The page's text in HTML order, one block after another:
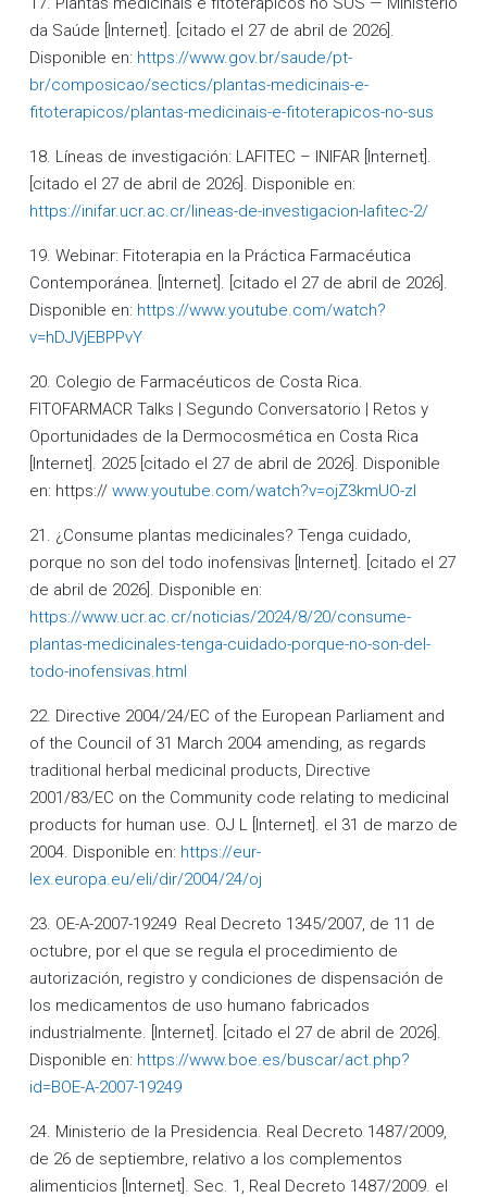
da Saúde [Internet]. [citado el 27 de abril de 2026].
Disponible en: https://www.gov.br/saude/pt-
br/composicao/sectics/plantas-medicinais-e-
fitoterapicos/plantas-medicinais-e-fitoterapicos-no-sus
18. Líneas de investigación: LAFITEC – INIFAR [Internet].
[citado el 27 de abril de 2026]. Disponible en:
https://inifar.ucr.ac.cr/lineas-de-investigacion-lafitec-2/
19. Webinar: Fitoterapia en la Práctica Farmacéutica
Contemporánea. [Internet]. [citado el 27 de abril de 2026].
Disponible en: https://www.youtube.com/watch?
v=hDJVjEBPPvY
20. Colegio de Farmacéuticos de Costa Rica.
FITOFARMACR Talks | Segundo Conversatorio | Retos y
Oportunidades de la Dermocosmética en Costa Rica
[Internet]. 2025 [citado el 27 de abril de 2026]. Disponible
en: https:// www.youtube.com/watch?v=ojZ3kmUO-zI
21. ¿Consume plantas medicinales? Tenga cuidado,
porque no son del todo inofensivas [Internet]. [citado el 27
de abril de 2026]. Disponible en:
https://www.ucr.ac.cr/noticias/2024/8/20/consume-
plantas-medicinales-tenga-cuidado-porque-no-son-del-
todo-inofensivas.html
22. Directive 2004/24/EC of the European Parliament and
of the Council of 31 March 2004 amending, as regards
traditional herbal medicinal products, Directive
2001/83/EC on the Community code relating to medicinal
products for human use. OJ L [Internet]. el 31 de marzo de
2004. Disponible en: https://eur-
lex.europa.eu/eli/dir/2004/24/oj
23. OE-A-2007-19249 Real Decreto 1345/2007, de 11 de
octubre, por el que se regula el procedimiento de
autorización, registro y condiciones de dispensación de
los medicamentos de uso humano fabricados
industrialmente. [Internet]. [citado el 27 de abril de 2026].
Disponible en: https://www.boe.es/buscar/act.php?
id=BOE-A-2007-19249
24. Ministerio de la Presidencia. Real Decreto 1487/2009,
de 26 de septiembre, relativo a los complementos
alimenticios [Internet]. Sec. 1, Real Decreto 1487/2009. el